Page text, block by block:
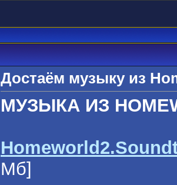
Достаём музыку из
МУЗЫКА ИЗ
Мб]